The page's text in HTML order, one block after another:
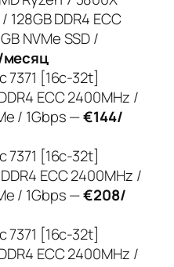
DDR4 ECC
NVMe SSD /
7371 [16c-32t]
ECC 2400MHz /
/ 1Gbps —€144/
7371 [16c-32t]
ECC 2400MHz /
/ 1Gbps —€208/
7371 [16c-32t]
ECC 2400MHz /